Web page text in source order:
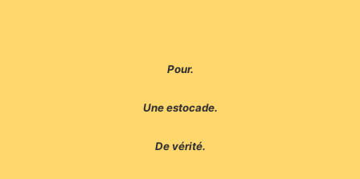
Pour.
Une estocade.
De vérité.